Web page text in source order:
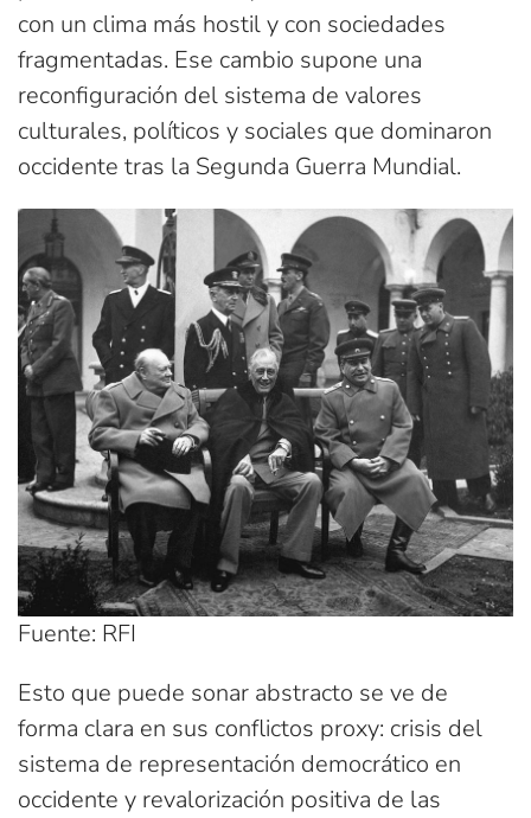
con un clima más hostil y con sociedades
fragmentadas. Ese cambio supone una
reconfiguración del sistema de valores
culturales, políticos y sociales que dominaron
occidente tras la Segunda Guerra Mundial.
Fuente: RFI
Esto que puede sonar abstracto se ve de
forma clara en sus conflictos proxy: crisis del
sistema de representación democrático en
occidente y revalorización positiva de las